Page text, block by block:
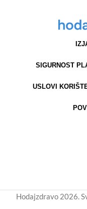
SIGURNOST
USLOVI
Hodajzdravo 2026.